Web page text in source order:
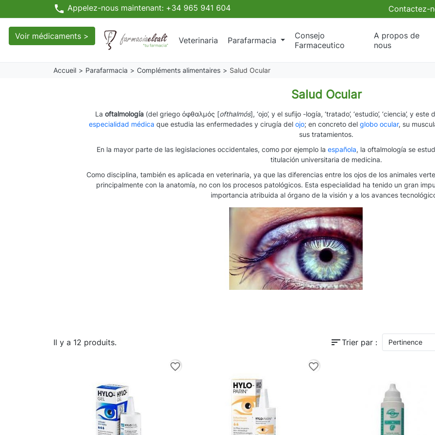
phone Appelez-nous maintenant: +34 965 941 604 Contactez-
Voir médicaments > Veterinaria Parafarmacia
Consejo
Farmaceutico
A propos de
nous
Accueil Parafarmacia Compléments alimentaires Salud Ocular
Salud Ocular
La oftalmología(del griego ὀφθαλμός [ofthalmós], ‘ojo’, y el sufijo -logía, ‘tratado’, ‘estudio’, ‘ciencia’, y
especialidad médica que estudia las enfermedades y cirugía del ojo; en concreto del globo ocular, su
sus tratamientos.
En la mayor parte de las legislaciones occidentales, como por ejemplo la española, la oftalmología se
titulación universitaria de medicina.
Como disciplina, también es aplicada en veterinaria, ya que las diferencias entre los ojos de los animales
principalmente con la anatomía, no con los procesos patológicos. Esta especialidad ha tenido un gran
importancia atribuida al órgano de la visión y a los avances
Il y a 12 produits. sortTrier par : Pertinence
favorite_border favorite_border